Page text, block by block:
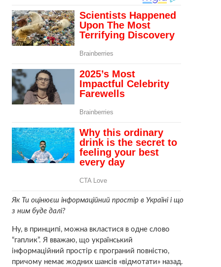
Як Ти оцінюєш інформаційний простір в Україні і що
з ним буде далі?
Ну, в принципі, можна вкластися в одне слово
“гаплик”. Я вважаю, що український
інформаційний простір є програний повністю,
причому немає жодних шансів «відмотати» назад.